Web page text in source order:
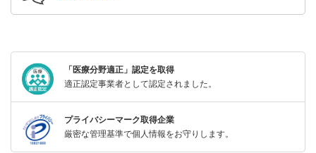
「医療分野適正」認定を取得
適正認定事業者として認定されました。
プライバシーマーク取得企業
厳密な管理基準で個人情報をお守りします。